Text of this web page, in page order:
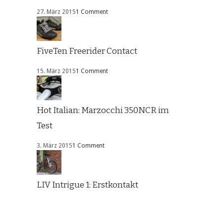
27. März 20151 Comment
FiveTen Freerider Contact
15. März 20151 Comment
Hot Italian: Marzocchi 350NCR im
Test
3. März 20151 Comment
LIV Intrigue 1: Erstkontakt